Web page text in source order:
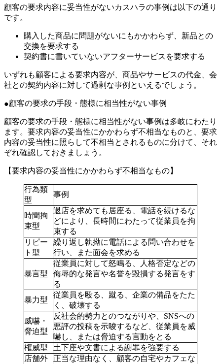
顧客の要求内容に妥当性がないカスハラの事例は以下の通り
です。
購入した商品に問題がないにもかかわらず、新品との
交換を要求する
契約書に書いていないアフターサービスを要求する
いずれも顧客による要求内容が、商品やサービスの代金、会
社との契約内容に対して過剰な事例といえるでしょう。
顧客の要求の手段・態様に相当性がない事例
顧客の要求の手段・態様に相当性がない事例は多岐にわたり
ます。要求内容の妥当性にかかわらず不相当なものと、要求
内容の妥当性に照らして不相当とされるものに分けて、それ
ぞれ確認しておきましょう。
【要求内容の妥当性にかかわらず不相当なもの】
行為類
型
事例
時間拘
束型
退店を求めても居座る、電話を続けるな
どにより、長時間にわたって従業員を拘
束する
リピー
ト型
繰り返し執拗に電話による問い合わせを
行い、また面会を求める
暴言型
従業員に対して怒鳴る、人格否定などの
侮辱的な発言や名誉を毀損する発言をす
る
暴力型
従業員を殴る、蹴る、企業の備品をたた
く、破壊する
威嚇・
脅迫型
反社会的勢力とのつながりや、SNSへの
悪評の投稿を示唆するなど、従業員を威
嚇し、または脅迫する言動をとる
権威型
土下座や文書による謝罪を強要する
店舗外
正当な理由なく、顧客の自宅やカフェな